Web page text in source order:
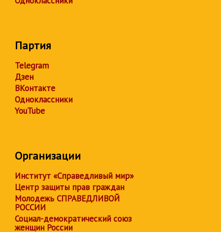
Партия
Telegram
Дзен
ВКонтакте
Одноклассники
YouTube
Организации
Институт «Справедливый мир»
Центр защиты прав граждан
Молодежь СПРАВЕДЛИВОЙ
РОССИИ
Социал-демократический союз
женщин России